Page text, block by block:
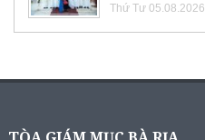
Thứ Tư 05.08.2026